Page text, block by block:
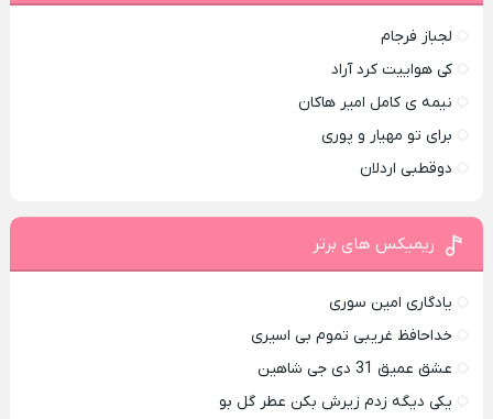
لجباز فرجام
کی هواییت کرد آراد
نیمه ی کامل امیر هاکان
برای تو مهیار و پوری
دوقطبی اردلان
ریمیکس های برتر
یادگاری امین سوری
خداحافظ غریبی تموم بی اسیری
عشق عمیق 31 دی جی شاهین
یکی دیگه زدم زیرش بکن عطر گل بو